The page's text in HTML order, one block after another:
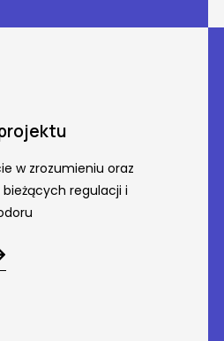
w zrozumieniu oraz
regulacji i